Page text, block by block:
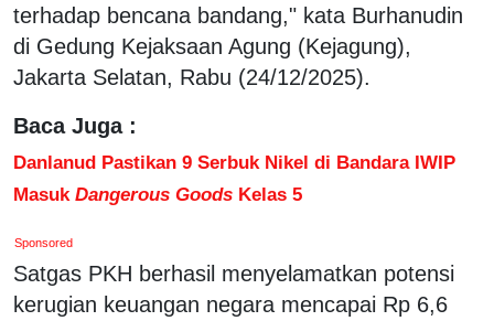
terhadap bencana bandang," kata Burhanudin
di Gedung Kejaksaan Agung (Kejagung),
Jakarta Selatan, Rabu (24/12/2025).
Baca Juga :
Danlanud Pastikan 9 Serbuk Nikel di Bandara IWIP
Masuk Dangerous Goods Kelas 5
Sponsored
Satgas PKH berhasil menyelamatkan potensi
kerugian keuangan negara mencapai Rp 6,6